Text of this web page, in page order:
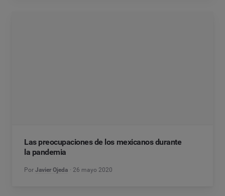
Las preocupaciones de los mexicanos durante
la pandemia
Por Javier Ojeda 26 mayo 2020